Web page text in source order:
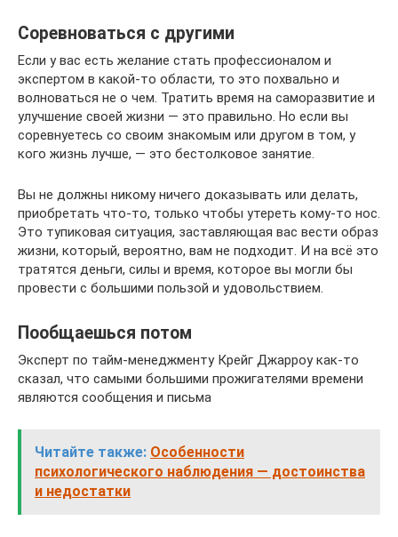
Соревноваться с другими
Если у вас есть желание стать профессионалом и
экспертом в какой-то области, то это похвально и
волноваться не о чем. Тратить время на саморазвитие и
улучшение своей жизни — это правильно. Но если вы
соревнуетесь со своим знакомым или другом в том, у
кого жизнь лучше, — это бестолковое занятие.
Вы не должны никому ничего доказывать или делать,
приобретать что-то, только чтобы утереть кому-то нос.
Это тупиковая ситуация, заставляющая вас вести образ
жизни, который, вероятно, вам не подходит. И на всё это
тратятся деньги, силы и время, которое вы могли бы
провести с большими пользой и удовольствием.
Пообщаешься потом
Эксперт по тайм-менеджменту Крейг Джарроу как-то
сказал, что самыми большими прожигателями времени
являются сообщения и письма
Читайте также: Особенности
психологического наблюдения — достоинства
и недостатки